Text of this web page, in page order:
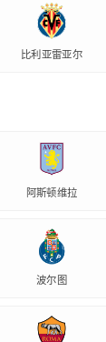
比利亚雷亚尔
阿斯顿维拉
波尔图